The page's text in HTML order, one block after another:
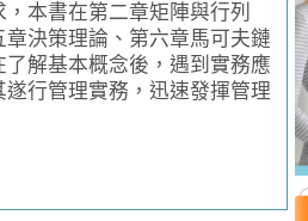
本書在第二章矩陣與行列
決策理論、第六章馬可夫鏈
解基本概念後，遇到實務應
行管理實務，迅速發揮管理